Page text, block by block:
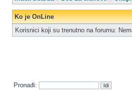
Ko je OnLine
Korisnici koji su trenutno na forumu:
Pronađi: